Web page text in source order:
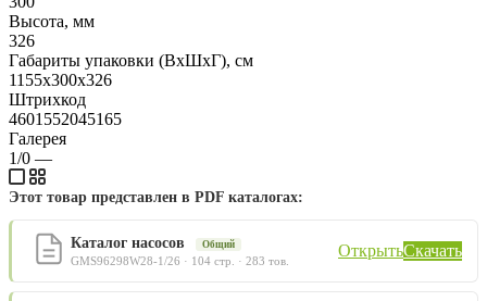
Высота, мм
326
Габариты упаковки (ВхШхГ), см
1155х300х326
Штрихкод
4601552045165
Галерея
1/0 —
Этот товар представлен в PDF каталогах:
Каталог насосов Общий
GMS96298W28-1/26 · 104 стр. · 283 тов.
ОткрытьСкачать